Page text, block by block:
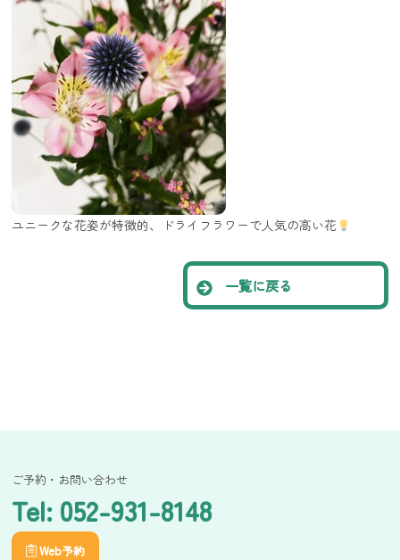
ユニークな花姿が特徴的、ドライフラワーで人気の高い花
一覧に戻る
ご予約・お問い合わせ
Tel: 052-931-8148
Web予約